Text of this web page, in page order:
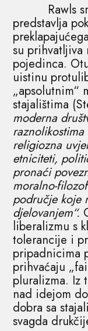
Rawls
predstavlja
su prihvatljiva
pojedinca.
uistinu
„apsolutnim“
stajalištima
moderna
religiozna
etniciteti,
pronaći
moralno-
područje koje
djelovanjem“.
liberalizmu s
tolerancije i
pripadnicima
prihvaćaju
pluralizma. Iz
nad idejom
dobra sa
svagda